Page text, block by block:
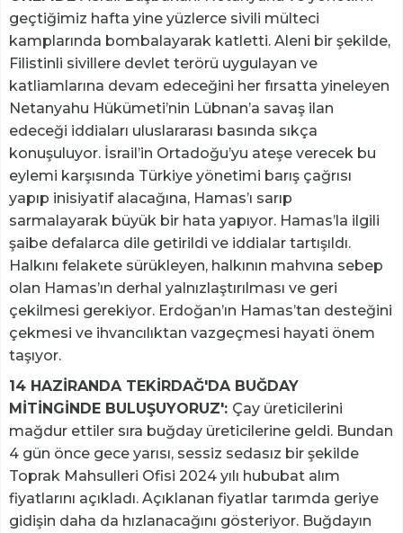
geçtiğimiz hafta yine yüzlerce sivili mülteci
kamplarında bombalayarak katletti. Aleni bir şekilde,
Filistinli sivillere devlet terörü uygulayan ve
katliamlarına devam edeceğini her fırsatta yineleyen
Netanyahu Hükümeti’nin Lübnan’a savaş ilan
edeceği iddiaları uluslararası basında sıkça
konuşuluyor. İsrail’in Ortadoğu’yu ateşe verecek bu
eylemi karşısında Türkiye yönetimi barış çağrısı
yapıp inisiyatif alacağına, Hamas’ı sarıp
sarmalayarak büyük bir hata yapıyor. Hamas’la ilgili
şaibe defalarca dile getirildi ve iddialar tartışıldı.
Halkını felakete sürükleyen, halkının mahvına sebep
olan Hamas’ın derhal yalnızlaştırılması ve geri
çekilmesi gerekiyor. Erdoğan’ın Hamas’tan desteğini
çekmesi ve ihvancılıktan vazgeçmesi hayati önem
taşıyor.
14 HAZİRANDA TEKİRDAĞ'DA BUĞDAY
MİTİNGİNDE BULUŞUYORUZ': Çay üreticilerini
mağdur ettiler sıra buğday üreticilerine geldi. Bundan
4 gün önce gece yarısı, sessiz sedasız bir şekilde
Toprak Mahsulleri Ofisi 2024 yılı hububat alım
fiyatlarını açıkladı. Açıklanan fiyatlar tarımda geriye
gidişin daha da hızlanacağını gösteriyor. Buğdayın